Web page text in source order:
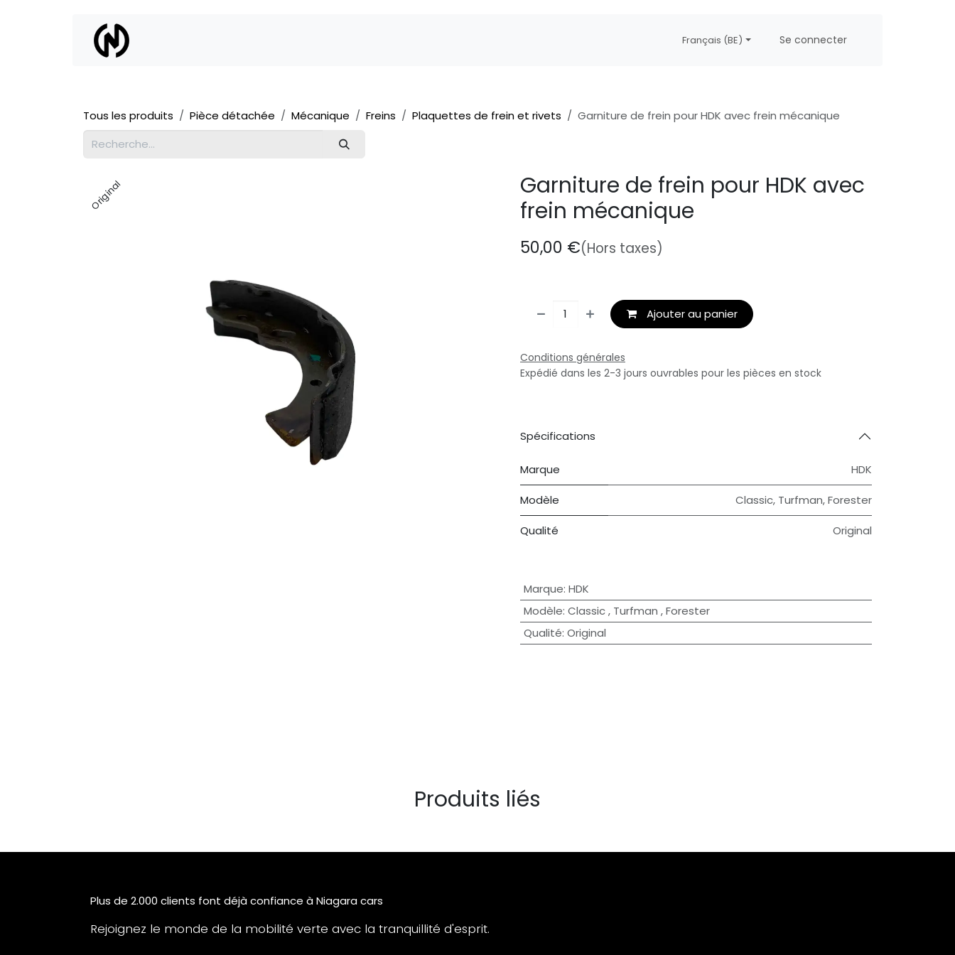
Postes
Français (BE) Se connecter
Tous les produits Pièce détachée Mécanique Freins Plaquettes de frein et rivets Garniture de frein pour HDK avec frein mécanique
Original
Garniture de frein pour HDK avec
frein mécanique
50,00 €(Hors taxes)
Ajouter au panier
Conditions générales
Expédié dans les 2-3 jours ouvrables pour les pièces en stock
Spécifications
Marque HDK
Modèle Classic, Turfman,Forester
Qualité Original
Marque: HDK
Modèle: Classic , Turfman ,Forester
Qualité: Original
Produits liés
Plus de 2.000 clients font déjà confiance à Niagara cars
Rejoignez le monde de la mobilité verte avec la tranquillité d'esprit.